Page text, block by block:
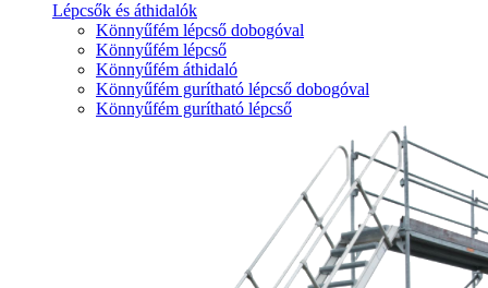
Lépcsők és áthidalók
Könnyűfém lépcső dobogóval
Könnyűfém lépcső
Könnyűfém áthidaló
Könnyűfém gurítható lépcső dobogóval
Könnyűfém gurítható lépcső